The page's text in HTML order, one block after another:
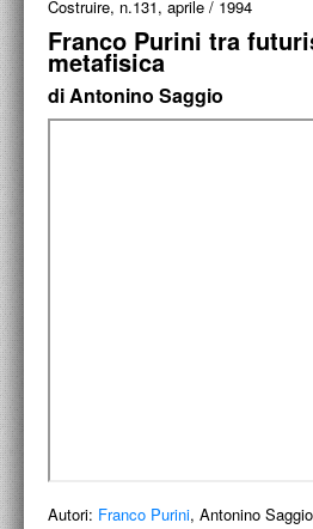
FFMAAM
FRANCESCO MOSCHINI
PUBBLICAZIONI
Costruire, n.131, aprile / 1994
Franco Purini tra
metafisica
di Antonino Saggio
Autori: Franco Purini, Antonino Saggio